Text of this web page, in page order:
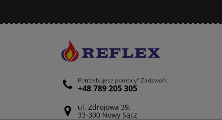
Potrzebujesz pomocy? Zadzwoń:
+48 789 205 305
ul. Zdrojowa 39,
33-300 Nowy Sącz